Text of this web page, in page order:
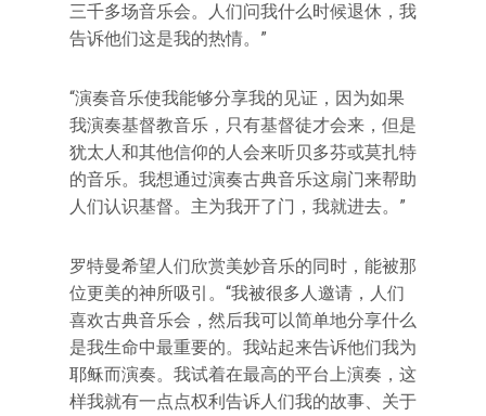
三千多场音乐会。人们问我什么时候退休，我
告诉他们这是我的热情。”
“演奏音乐使我能够分享我的见证，因为如果
我演奏基督教音乐，只有基督徒才会来，但是
犹太人和其他信仰的人会来听贝多芬或莫扎特
的音乐。我想通过演奏古典音乐这扇门来帮助
人们认识基督。主为我开了门，我就进去。”
罗特曼希望人们欣赏美妙音乐的同时，能被那
位更美的神所吸引。“我被很多人邀请，人们
喜欢古典音乐会，然后我可以简单地分享什么
是我生命中最重要的。我站起来告诉他们我为
耶稣而演奏。我试着在最高的平台上演奏，这
样我就有一点点权利告诉人们我的故事、关于